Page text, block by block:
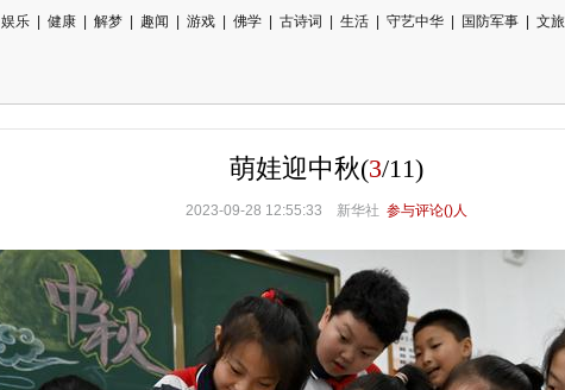
娱乐 健康 解梦 趣闻 游戏 佛学 古诗词 生活 守艺中华 国防军事 文旅
萌娃迎中秋(3/11)
2023-09-28 12:55:33 新华社 参与评论()人